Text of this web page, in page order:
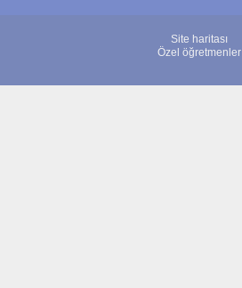
Site haritası
Özel öğretmenler